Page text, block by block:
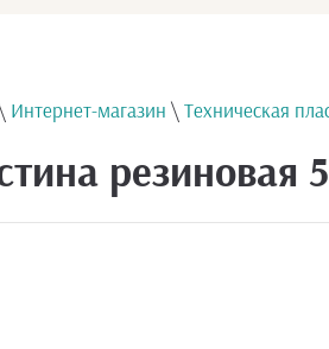
Интернет-магазин \ Техническая
резиновая